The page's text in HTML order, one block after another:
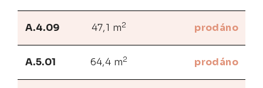
A.4.09 47,1 m2 prodáno
A.5.01 64,4 m2 prodáno